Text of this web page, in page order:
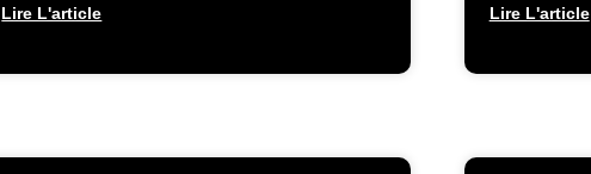
Lire L'article Lire L'article